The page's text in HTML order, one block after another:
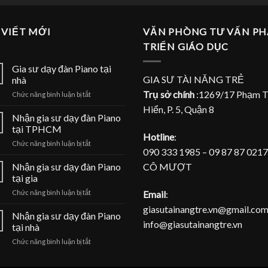
MỚI
Gia sư dạy đàn Piano tại
nhà
Chức năng bình luận bị tắtở
dạy
Piano
nhà
Nhận gia sư dạy đàn Piano
tại TPHCM
Chức năng bình luận bị tắtở
gia
sư
đàn
tại
Nhận gia sư dạy đàn Piano
tại gia
Chức năng bình luận bị tắtở
gia
sư
đàn
Nhận gia sư dạy đàn Piano
tại nhà
Chức năng bình luận bị tắtở
VĂN PHÒNG TƯ VẤN
TRIỂN GIÁO DỤC
GIA SƯ TÀI NĂNG TRẺ
Trụ sở chính :1269/17 Phạm
Hiển, P. 5, Quận 8
Hotline:
090 333 1985 – 09 87 87 0217
CÔ MƯỢT
Email:
giasutainangtre.vn@gmail.com,
info@giasutainangtre.vn